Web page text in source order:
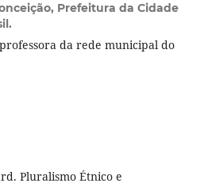
Prefeitura da Cidade
da rede municipal do
Pluralismo Étnico e